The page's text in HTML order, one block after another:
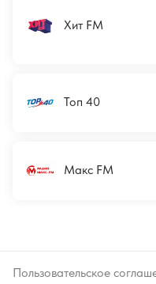
Хит FM
Топ 40
Макс FM
Пользовательское